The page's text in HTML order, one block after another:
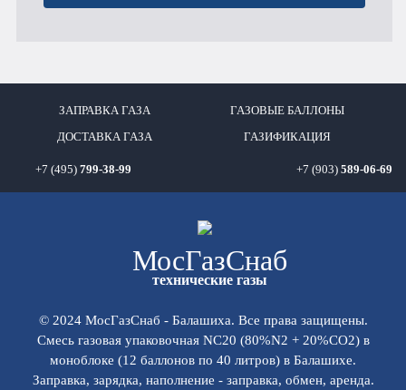
ЗАПРАВКА ГАЗА ГАЗОВЫЕ БАЛЛОНЫ
ДОСТАВКА ГАЗА ГАЗИФИКАЦИЯ
+7 (495) 799-38-99 +7 (903) 589-06-69
МосГазСнаб
технические газы
© 2024 МосГазСнаб - Балашиха. Все права защищены.
Смесь газовая упаковочная NC20 (80%N2 + 20%СО2) в
моноблоке (12 баллонов по 40 литров) в Балашихе.
Заправка, зарядка, наполнение - заправка, обмен, аренда.